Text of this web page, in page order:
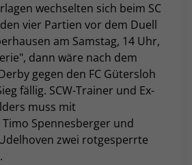
wechselten sich beim SC
vier Partien vor dem Duell
am Samstag, 14 Uhr,
dann wäre nach dem
gegen den FC Gütersloh
fällig. SCW-Trainer und Ex-
muss mit
Timo Spennesberger und
zwei rotgesperrte